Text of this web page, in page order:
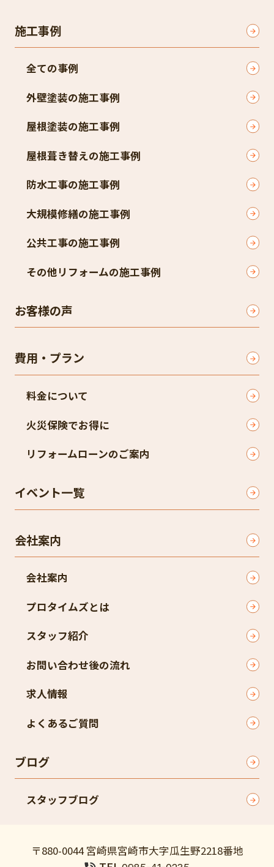
施工事例
全ての事例
外壁塗装の施工事例
屋根塗装の施工事例
屋根葺き替えの施工事例
防水工事の施工事例
大規模修繕の施工事例
公共工事の施工事例
その他リフォームの施工事例
お客様の声
費用・プラン
料金について
火災保険でお得に
リフォームローンのご案内
イベント一覧
会社案内
会社案内
プロタイムズとは
スタッフ紹介
お問い合わせ後の流れ
求人情報
よくあるご質問
ブログ
スタッフブログ
〒880-0044 宮崎県宮崎市大字瓜生野2218番地